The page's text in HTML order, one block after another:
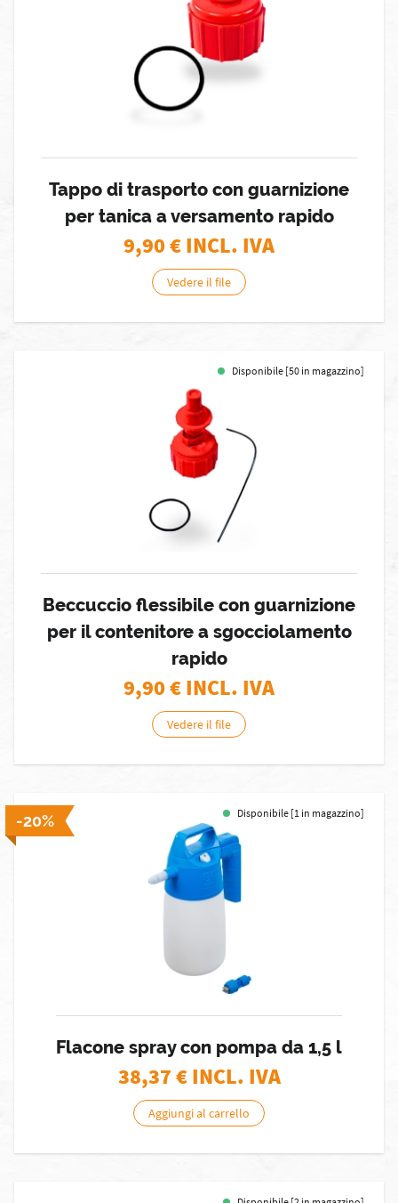
Tappo di trasporto con guarnizione
per tanica a versamento rapido
9,90€ INCL. IVA
Vedere il file
Disponibile [50 in magazzino]
Beccuccio flessibile con guarnizione
per il contenitore a sgocciolamento
rapido
9,90€ INCL. IVA
Vedere il file
-20% Disponibile [1 in magazzino]
Flacone spray con pompa da 1,5 l
38,37€ INCL. IVA
Aggiungi al carrello